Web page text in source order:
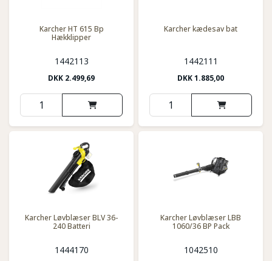
Karcher HT 615 Bp
Hækklipper
1442113
DKK 2.499,69
Karcher kædesav bat
1442111
DKK1.885,00
Karcher Løvblæser BLV 36-
240 Batteri
1444170
Karcher Løvblæser LBB
1060/36 BP Pack
1042510